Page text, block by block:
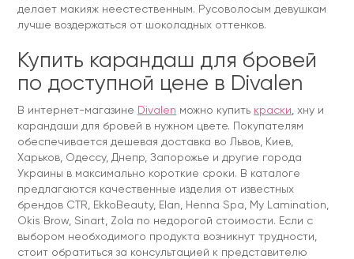
делает макияж неестественным. Русоволосым девушкам
лучше воздержаться от шоколадных оттенков.
Купить карандаш для бровей
по доступной цене в Divalen
В интернет-магазине Divalen можно купить краски , хну и
карандаши для бровей в нужном цвете. Покупателям
обеспечивается дешевая доставка во Львов, Киев,
Харьков, Одессу, Днепр, Запорожье и другие города
Украины в максимально короткие сроки. В каталоге
предлагаются качественные изделия от известных
брендов CTR, EkkoBeauty, Elan, Henna Spa, My Lamination,
Okis Brow, Sinart, Zola по недорогой стоимости. Если с
выбором необходимого продукта возникнут трудности,
стоит обратиться за консультацией к представителю